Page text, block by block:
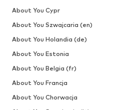
About You Cypr
About You Szwajcaria (en)
About You Holandia (de)
About You Estonia
About You Belgia (fr)
About You Francja
About You Chorwacja